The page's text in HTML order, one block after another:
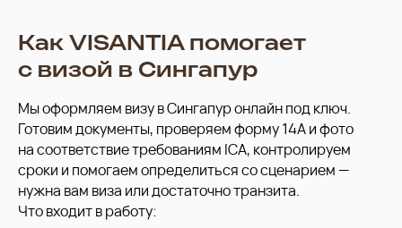
Как VISANTIA помогает
с визой в Сингапур
Мы оформляем визу в Сингапур онлайн под ключ.
Готовим документы, проверяем форму 14A и фото
на соответствие требованиям ICA, контролируем
сроки и помогаем определиться со сценарием —
нужна вам виза или достаточно транзита.
Что входит в работу: